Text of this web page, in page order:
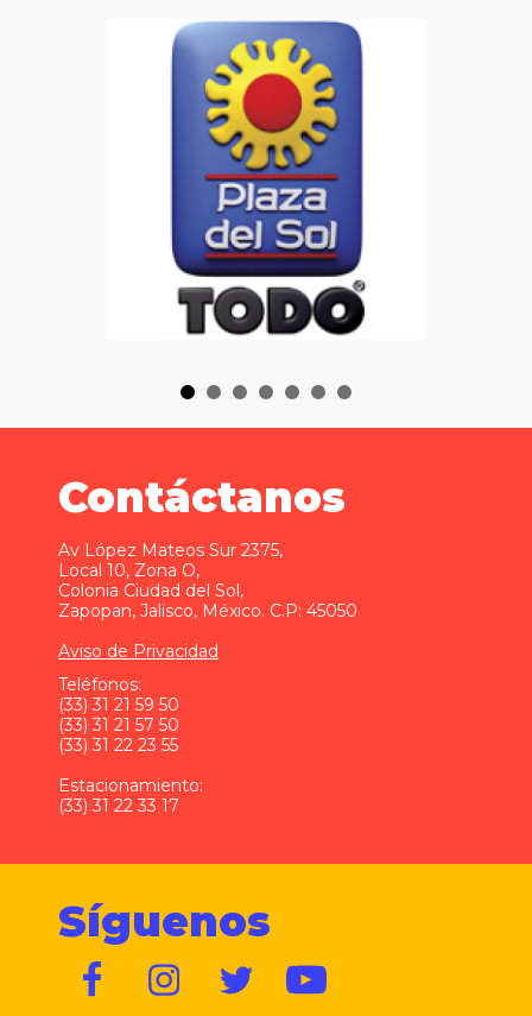
Contáctanos
Av López Mateos Sur 2375,
Local 10, Zona O,
Colonia Ciudad del Sol,
Zapopan, Jalisco, México. C.P: 45050
Aviso de Privacidad
Teléfonos:
(33) 31 21 59 50
(33) 31 21 57 50
(33) 31 22 23 55
Estacionamiento:
(33) 31 22 33 17
Síguenos